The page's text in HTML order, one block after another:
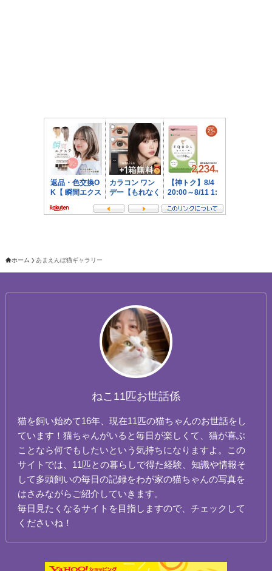
ホーム あまえんぼ猫ギャラリー
ねこ11匹お世話係
猫を飼い始めて16年、現在11匹の猫ちゃんのお世話をし
ています！猫ちゃんがいると毎日が楽しくて、猫が喜ぶ
ことなら何でもしたいという気持ちになりますよ。この
サイトでは、11匹との暮らしで得た経験、知識や情報そ
して多頭飼いの毎日の記録をわが家の猫ちゃんの写真を
はさみながらご紹介していきます。
毎日見たくなるサイトを目指しますので、チェックして
くださいね！